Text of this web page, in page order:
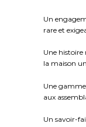
Un
rare et
Une histoire
la maison
Une gamme
aux
Un savoir-